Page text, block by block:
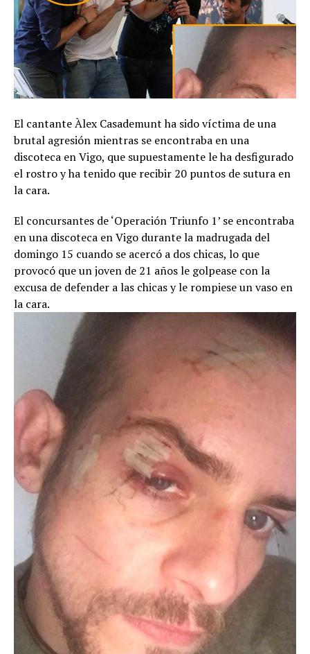
El cantante Àlex Casademunt ha sido víctima de una
brutal agresión mientras se encontraba en una
discoteca en Vigo, que supuestamente le ha desfigurado
el rostro y ha tenido que recibir 20 puntos de sutura en
la cara.
El concursantes de ‘Operación Triunfo 1’ se encontraba
en una discoteca en Vigo durante la madrugada del
domingo 15 cuando se acercó a dos chicas, lo que
provocó que un joven de 21 años le golpease con la
excusa de defender a las chicas y le rompiese un vaso en
la cara.